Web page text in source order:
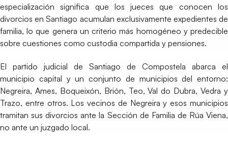
especialización significa que los jueces que conocen los
divorcios en Santiago acumulan exclusivamente expedientes de
familia, lo que genera un criterio más homogéneo y predecible
sobre cuestiones como custodia compartida y pensiones.
El partido judicial de Santiago de Compostela abarca el
municipio capital y un conjunto de municipios del entorno:
Negreira, Ames, Boqueixón, Brión, Teo, Val do Dubra, Vedra y
Trazo, entre otros. Los vecinos de Negreira y esos municipios
tramitan sus divorcios ante la Sección de Familia de Rúa Viena,
no ante un juzgado local.